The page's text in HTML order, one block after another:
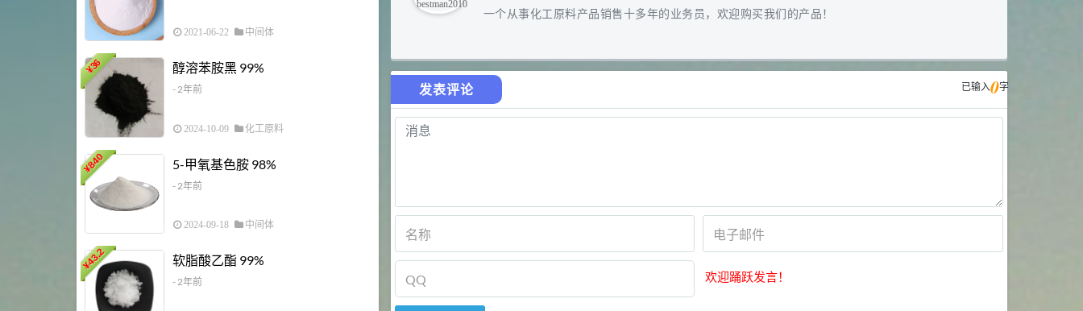
一个从事化工原料产品销售十多年的业务员，欢迎购买我们的产品！
发表评论 已输入0字
欢迎踊跃发言！
2021-06-22 中间体
¥
36 醇溶苯胺黑 99%
- 2年前
2024-10-09 化工原料
¥
840 5-甲氧基色胺 98%
- 2年前
2024-09-18 中间体
¥
43.2 软脂酸乙酯 99%
- 2年前
11.25 D-异抗坏血酸钠 98%
浏览量 - 1.55w
34.8 10 DL-蛋氨酸 99%